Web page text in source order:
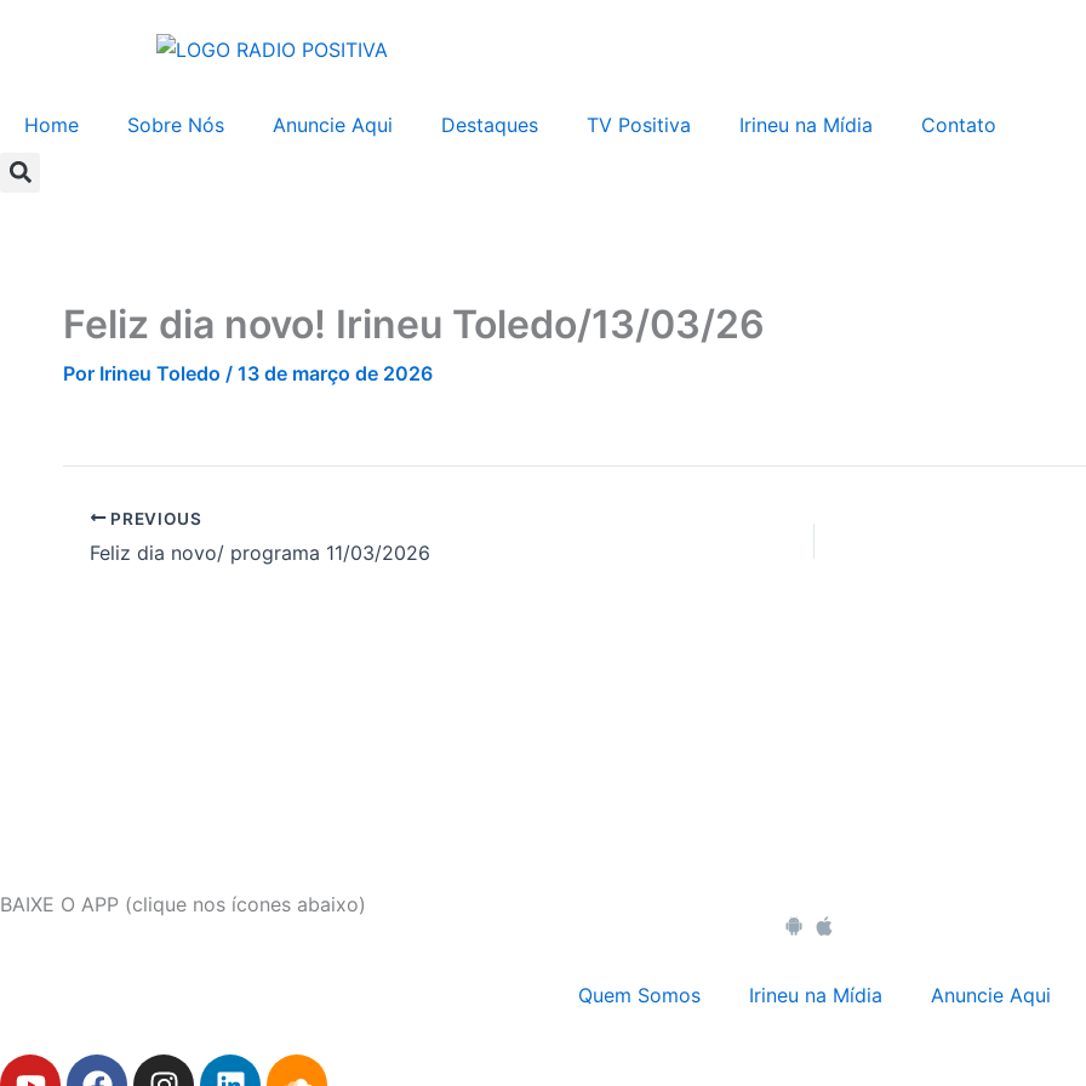
Home Sobre Nós Anuncie Aqui Destaques TV Positiva Irineu na Mídia Contato
Feliz dia novo! Irineu Toledo/13/03/26
Por Irineu Toledo / 13 de março de 2026
PREVIOUS
Feliz dia novo/ programa 11/03/2026
BAIXE O APP (clique nos ícones abaixo)
Quem Somos Irineu na Mídia Anuncie Aqui
Y
F
I
L
S